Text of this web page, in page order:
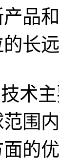
品
长
主
围
的